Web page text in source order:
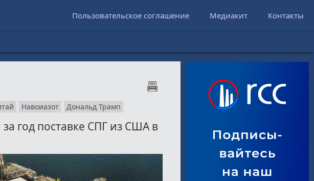
Пользовательское соглашение Медиакит Контакты
Навоиазот Дональд Трамп
год поставке СПГ из США в